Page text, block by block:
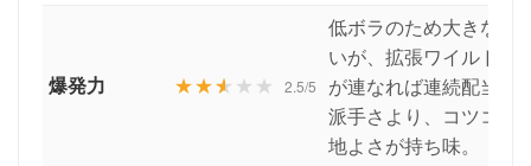
爆発力 ★★★ ★★ 2.5/5
低ボラのため大きな跳
いが、拡張ワイルドの
が連なれば連続配当も
派手さより、コツコツ
地よさが持ち味。